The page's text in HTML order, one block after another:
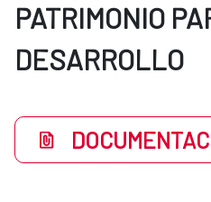
PATRIMONIO
DESARROLLO